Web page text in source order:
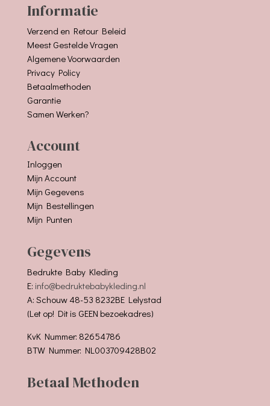
Informatie
Verzend en Retour Beleid
Meest Gestelde Vragen
Algemene Voorwaarden
Privacy Policy
Betaalmethoden
Garantie
Samen Werken?
Account
Inloggen
Mijn Account
Mijn Gegevens
Mijn Bestellingen
Mijn Punten
Gegevens
Bedrukte Baby Kleding
E: info@bedruktebabykleding.nl
A: Schouw 48-53 8232BE Lelystad
(Let op! Dit is GEEN bezoekadres)
KvK Nummer: 82654786
BTW Nummer: NL003709428B02
Betaal Methoden